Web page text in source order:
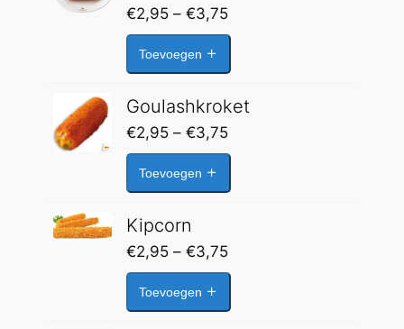
€2,95 – €3,75Prijsklasse:
€2,95
Toevoegen
Goulashkroket
€2,95 – €3,75Prijsklasse:
€2,95
Toevoegen
Kipcorn
€2,95 – €3,75Prijsklasse:
€2,95
Toevoegen